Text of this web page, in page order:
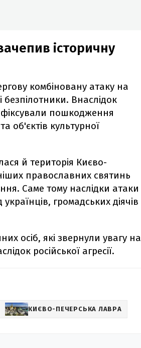
історичну
комбіновану атаку на
Внаслідок
пошкодження
об'єктів культурної
й територія Києво-
православних святинь
Саме тому наслідки атаки
громадських діячів
осіб, які звернули увагу на
російської агресії.
КИЄВО-ПЕЧЕРСЬКА ЛАВРА